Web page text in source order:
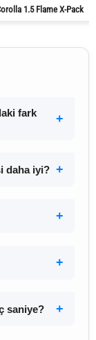
1.5 Flame X-Pack
fark
daha iyi?
saniye?